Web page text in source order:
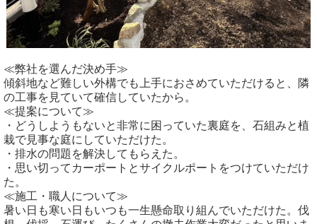
≪弊社を選んだ決め手≫
傾斜地など難しい外構でも上手におさめていただけると、隣
の工事を見ていて確信していたから。
≪提案について≫
・どうしようもないと非常に困っていた裏庭を、石組みと植
栽で見事な庭にしていただけた。
・排水の問題を解決してもらえた。
・思い切ってカーポートとサイクルポートをつけていただけ
た。
≪施工・職人について≫
暑い日も寒い日もいつも一生懸命取り組んでいただけた。伐